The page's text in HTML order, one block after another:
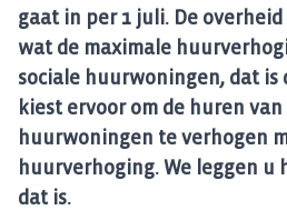
gaat in per 1 juli. De
wat de maximale
sociale huurwoningen, dat is
kiest ervoor om de huren van
huurwoningen te verhogen
huurverhoging. We leggen
dat is.